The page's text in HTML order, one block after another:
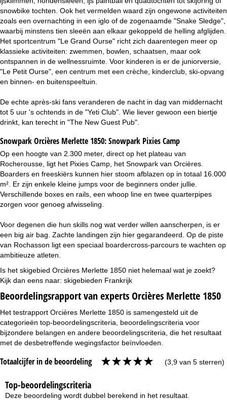
snowbike tochten. Ook het vermelden waard zijn ongewone activiteiten
zoals een overnachting in een iglo of de zogenaamde "Snake Sledge",
waarbij minstens tien sleeën aan elkaar gekoppeld de helling afglijden.
Het sportcentrum "Le Grand Ourse" richt zich daarentegen meer op
klassieke activiteiten: zwemmen, bowlen, schaatsen, maar ook
ontspannen in de wellnessruimte. Voor kinderen is er de juniorversie,
"Le Petit Ourse", een centrum met een crèche, kinderclub, ski-opvang
en binnen- en buitenspeeltuin.
De echte après-ski fans veranderen de nacht in dag van middernacht
tot 5 uur 's ochtends in de "Yeti Club". Wie liever gewoon een biertje
drinkt, kan terecht in "The New Guest Pub".
Snowpark Orcières Merlette 1850:Snowpark Pixies Camp
Op een hoogte van 2.300 meter, direct op het plateau van
Rocherousse, ligt het Pixies Camp, het Snowpark van Orcières.
Boarders en freeskiërs kunnen hier stoom afblazen op in totaal 16.000
m². Er zijn enkele kleine jumps voor de beginners onder jullie.
Verschillende boxes en rails, een whoop line en twee quarterpipes
zorgen voor genoeg afwisseling.
Voor degenen die hun skills nog wat verder willen aanscherpen, is er
een big air bag. Zachte landingen zijn hier gegarandeerd. Op de piste
van Rochasson ligt een speciaal boardercross-parcours te wachten op
ambitieuze atleten.
Is het skigebied Orcières Merlette 1850 niet helemaal wat je zoekt?
Kijk dan eens naar: skigebieden Frankrijk
Beoordelingsrapport van experts Orcières Merlette 1850
Het testrapport Orcières Merlette 1850 is samengesteld uit de
categorieën top-beoordelingscriteria, beoordelingscriteria voor
bijzondere belangen en andere beoordelingscriteria, die het resultaat
met de desbetreffende wegingsfactor beïnvloeden.
Totaalcijfer in de beoordeling (3,9 van 5 sterren)
Top-beoordelingscriteria
Deze beoordeling wordt dubbel berekend in het resultaat.